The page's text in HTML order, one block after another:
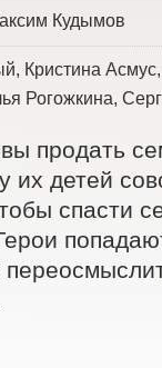
Кудымов
Кристина
Рогожкина,
продать
их детей
спасти